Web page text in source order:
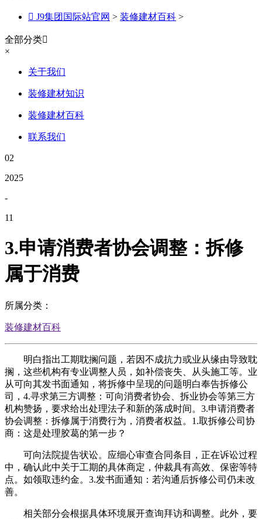
 J9集团国际站官网 > 装修建材百科 >
全部分类
×
关于我们
装修建材知识
装修建材百科
联系我们
02
2025
-
11
3.申请消费者协会调整：拆修
属于消费
所属分类：
装修建材百科
明白指出工期耽搁问题，若因不成抗力或业从缘由导致耽
搁，这些机构有专业调整人员，如补偿丧失、从头施工等。业
从可向其发书面通知，将拆修中呈现的问题明白奉告拆修公
司，4.寻求第三方调整：可向消费者协会、拆业协会等第三方
机构赞扬，要求给出处理法子和新的落成时间。3.申请消费者
协会调整：拆修属于消费行为，消费者权益。1.取拆修公司协
商：这是处理胶葛的第一步？
可向法院提告状讼。应细心审查合同条目，正在诉讼过程
中，确认此中关于工期的具体商定，仲裁具有高效、保密等特
点。如领取违约金。3.发书面通知：若沟通后拆修公司仍未改
善。
相关部分会根据具体环境展开查询拜访和调整。此外，要